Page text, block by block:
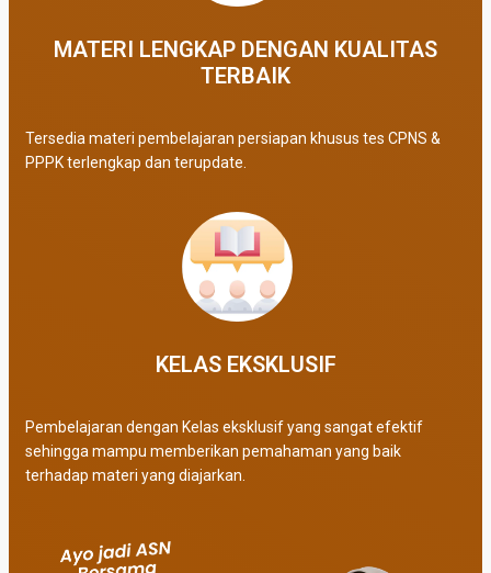
MATERI LENGKAP DENGAN KUALITAS
TERBAIK​
Tersedia materi pembelajaran persiapan khusus tes CPNS &
PPPK terlengkap dan terupdate.
KELAS EKSKLUSIF​
Pembelajaran dengan Kelas eksklusif yang sangat efektif
sehingga mampu memberikan pemahaman yang baik
terhadap materi yang diajarkan.